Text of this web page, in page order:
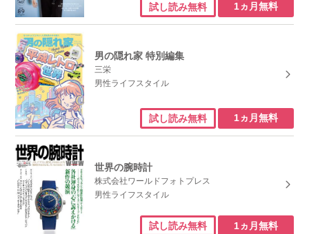
試し読み無料 1ヵ月無料
男の隠れ家 特別編集
三栄
男性ライフスタイル
試し読み無料 1ヵ月無料
世界の腕時計
株式会社ワールドフォトプレス
男性ライフスタイル
試し読み無料 1ヵ月無料